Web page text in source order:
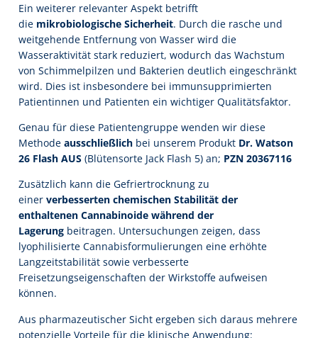
Ein weiterer relevanter Aspekt betrifft
die mikrobiologische Sicherheit. Durch die rasche und
weitgehende Entfernung von Wasser wird die
Wasseraktivität stark reduziert, wodurch das Wachstum
von Schimmelpilzen und Bakterien deutlich eingeschränkt
wird. Dies ist insbesondere bei immunsupprimierten
Patientinnen und Patienten ein wichtiger Qualitätsfaktor.
Genau für diese Patientengruppe wenden wir diese
Methode ausschließlich bei unserem Produkt Dr. Watson
26 Flash AUS (Blütensorte Jack Flash 5) an; PZN 20367116
Zusätzlich kann die Gefriertrocknung zu
einer verbesserten chemischen Stabilität der
enthaltenen Cannabinoide während der
Lagerung beitragen. Untersuchungen zeigen, dass
lyophilisierte Cannabisformulierungen eine erhöhte
Langzeitstabilität sowie verbesserte
Freisetzungseigenschaften der Wirkstoffe aufweisen
können.
Aus pharmazeutischer Sicht ergeben sich daraus mehrere
potenzielle Vorteile für die klinische Anwendung: